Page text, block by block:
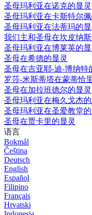
圣母玛利亚在诺克的显灵
圣母玛利亚在卡斯特尔
圣母玛利亚在法蒂玛的显
我们主和圣母在坎皮纳
圣母玛利亚在博莱英的显
圣母在希德的显灵
圣母在吉亚耶-迪-博纳特
罗莎-米斯蒂塔在蒙蒂恰
圣母在加拉班德尔的显灵
圣母玛利亚在梅久戈杰的
圣母玛利亚在圣爱教堂的
圣母在贾卡里的显灵
语言
Bokmål
Čeština
Deutsch
English
Español
Filipino
Français
Hrvatski